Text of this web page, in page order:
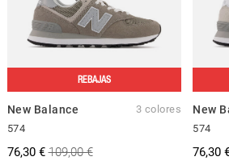
REBAJAS
New Balance
3 colores
574
76,30 € 109,00 €
New
574
76,30